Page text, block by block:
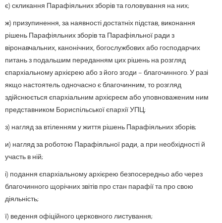
є) скликання Парафіяльних зборів та головування на них;
ж) призупинення, за наявності достатніх підстав, виконання
рішень Парафіяльних зборів та Парафіяльної ради з
віронавчальних, канонічних, богослужбових або господарчих
питань з подальшим переданням цих рішень на розгляд
єпархіальному архієрею або з його згоди – благочинного. У разі
якщо настоятель одночасно є благочинним, то розгляд
здійснюється єпархіальним архієреєм або уповноваженим ним
представником Бориспільської єпархії УПЦ;
з) нагляд за втіленням у життя рішень Парафіяльних зборів;
и) нагляд за роботою Парафіяльної ради, а при необхідності й
участь в ній;
і) подання єпархіальному архієрею безпосередньо або через
благочинного щорічних звітів про стан парафії та про свою
діяльність;
ї) ведення офіційного церковного листування;